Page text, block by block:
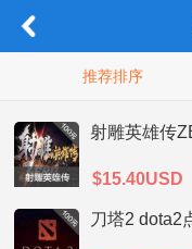
推荐排序
射雕英雄传
$15.40USD
刀塔2 dota2